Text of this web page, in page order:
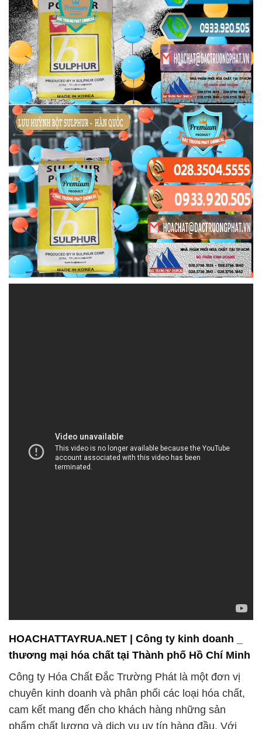
HOACHATTAYRUA.NET | Công ty kinh doanh _
thương mại hóa chất tại Thành phố Hồ Chí Minh
Công ty Hóa Chất Đắc Trường Phát là một đơn vị
chuyên kinh doanh và phân phối các loại hóa chất,
cam kết mang đến cho khách hàng những sản
phẩm chất lượng và dịch vụ uy tín hàng đầu. Với